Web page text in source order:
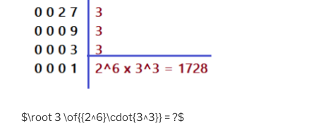
$\root 3 \of{{2^6}\cdot{3^3}} = ?$